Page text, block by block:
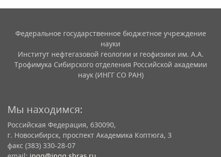
Федеральное государственное бюджетное учреждение
науки
Институт нефтегазовой геологии и геофизики им. А.А.
Трофимука Сибирского отделения Российской академии
наук (ИНГГ СО РАН)
Мы находимся:
Российская Федерация, 630090,
г. Новосибирск, проспект Академика Коптюга, 3
факс (383) 330-28-07